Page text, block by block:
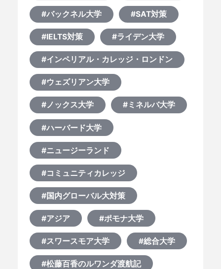
#バックネル大学 #SAT対策
#IELTS対策 #ライデン大学
#インペリアル・カレッジ・ロンドン
#ウェズリアン大学
#ノックス大学 #ミネルバ大学
#ハーバード大学
#ニュージーランド
#コミュニティカレッジ
#国内グローバル大対策
#アジア #ポモナ大学
#スワースモア大学 #総合大学
#松藤百香のルワンダ渡航記